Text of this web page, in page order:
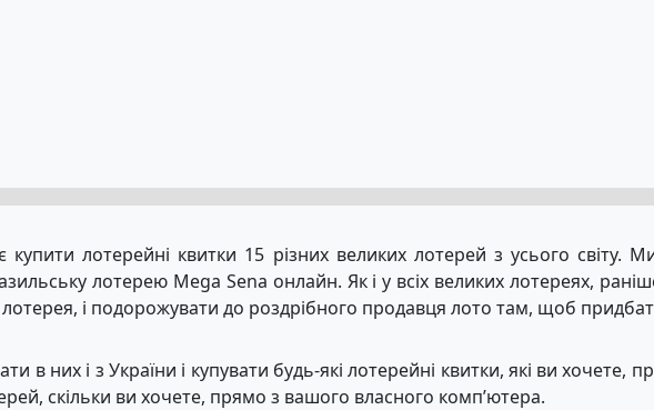
лотерейні квитки 15 різних великих лотерей з усього світу.
лотерею Mega Sena онлайн. Як і у всіх великих лотереях,
лотерея, і подорожувати до роздрібного продавця лото там, щоб
них і з України і купувати будь-які лотерейні квитки, які ви хочете,
скільки ви хочете, прямо з вашого власного комп’ютера.